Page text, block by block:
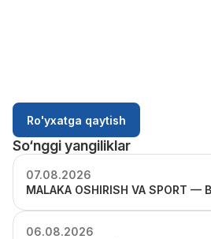
Ro'yxatga qaytish
So‘nggi yangiliklar
07.08.2026
MALAKA OSHIRISH VA SPORT —
06.08.2026